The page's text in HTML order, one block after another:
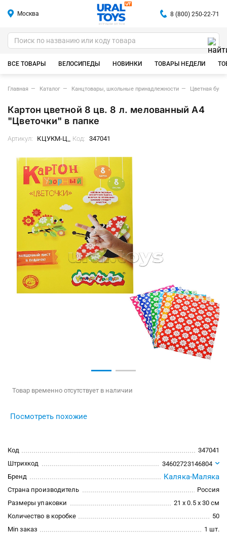
Москва
ИГРУШКИ ОПТОМ
8 (800) 250-22-71
ВСЕ ТОВАРЫ ВЕЛОСИПЕДЫ НОВИНКИ ТОВАРЫ НЕДЕЛИ
Главная Каталог Канцтовары, школьные принадлежности Цветная
Картон цветной 8 цв. 8 л. мелованный А4
"Цветочки" в папке
Артикул: КЦУКМ-Ц_ Код: 347041
Товар временно отсутствует в наличии
Посмотреть похожие
Код
347041
Штрихкод
34602723146804
Бренд
Каляка-Маляка
Страна производитель
Россия
Размеры упаковки
21 x 0.5 x 30 см
Количество в коробке
50
Min заказ
1 шт.